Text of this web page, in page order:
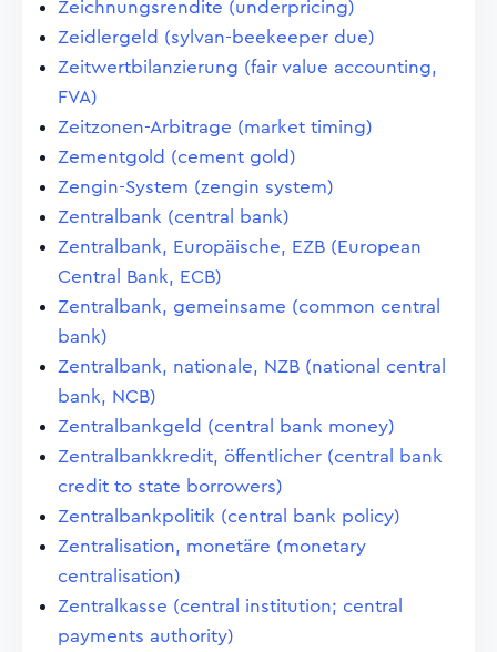
Zeichnungsrendite (underpricing)
Zeidlergeld (sylvan-beekeeper due)
Zeitwertbilanzierung (fair value accounting,
FVA)
Zeitzonen-Arbitrage (market timing)
Zementgold (cement gold)
Zengin-System (zengin system)
Zentralbank (central bank)
Zentralbank, Europäische, EZB (European
Central Bank, ECB)
Zentralbank, gemeinsame (common central
bank)
Zentralbank, nationale, NZB (national central
bank, NCB)
Zentralbankgeld (central bank money)
Zentralbankkredit, öffentlicher (central bank
credit to state borrowers)
Zentralbankpolitik (central bank policy)
Zentralisation, monetäre (monetary
centralisation)
Zentralkasse (central institution; central
payments authority)